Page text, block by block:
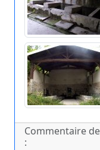
Commentaire
: